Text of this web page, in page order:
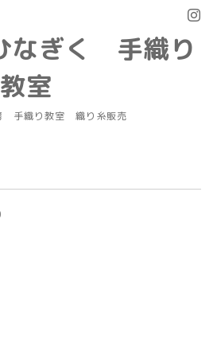
なぎく 手織り
教室
手織り教室 織り糸販売